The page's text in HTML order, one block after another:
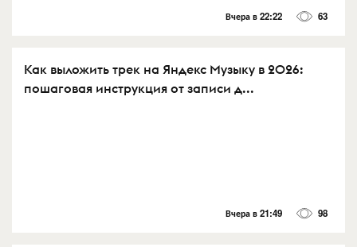
Вчера в 22:22 63
Как выложить трек на Яндекс Музыку в 2026:
пошаговая инструкция от записи д...
Вчера в 21:49 98